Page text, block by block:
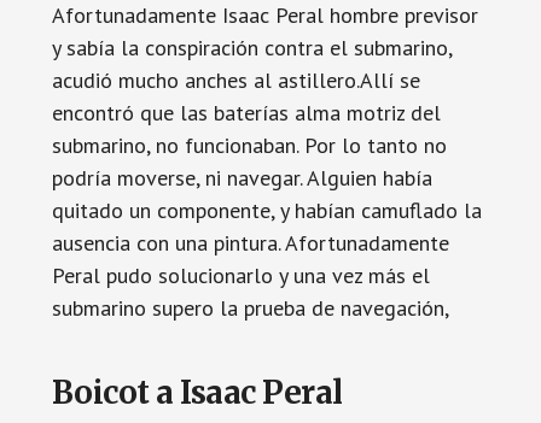
Afortunadamente Isaac Peral hombre previsor
y sabía la conspiración contra el submarino,
acudió mucho anches al astillero.Allí se
encontró que las baterías alma motriz del
submarino, no funcionaban. Por lo tanto no
podría moverse, ni navegar. Alguien había
quitado un componente, y habían camuflado la
ausencia con una pintura. Afortunadamente
Peral pudo solucionarlo y una vez más el
submarino supero la prueba de navegación,
Boicot a Isaac Peral